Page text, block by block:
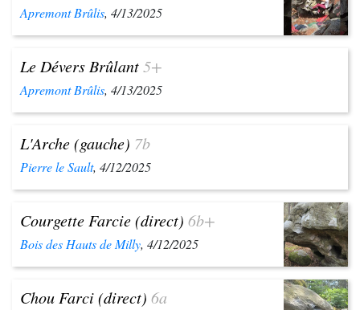
Apremont Brûlis, 4/13/2025
Le Dévers Brûlant5+
Apremont Brûlis, 4/13/2025
L'Arche (gauche) 7b
Pierre le Sault, 4/12/2025
Courgette Farcie (direct) 6b+
Bois des Hauts de Milly, 4/12/2025
Chou Farci (direct) 6a